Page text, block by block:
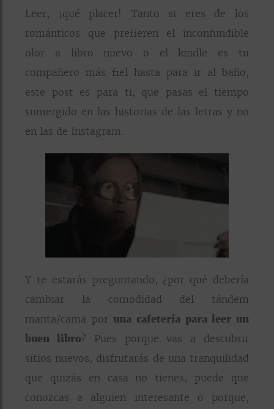
Leer, ¡qué placer! Tanto si eres de los
románticos que prefieren el inconfundible
olor a libro nuevo o el kindle es tu
compañero más fiel hasta para ir al baño,
este post es para ti, que pasas el tiempo
sumergido en las historias de las letras y no
en las de Instagram.
Y te estarás preguntando, ¿por qué debería
cambiar la comodidad del tándem
manta/cama por una cafetería para leer un
buen libro? Pues porque vas a descubrir
sitios nuevos, disfrutarás de una tranquilidad
que quizás en casa no tienes, puede que
conozcas a alguien interesante o porque,